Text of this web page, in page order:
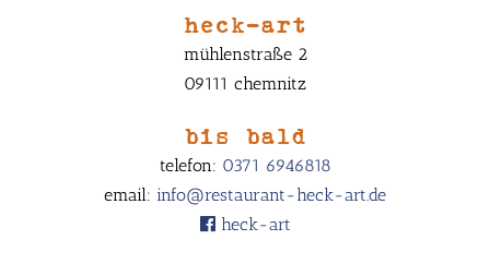
heck-art
mühlenstraße 2
09111 chemnitz
bis bald
telefon: 0371 6946818
email: info@restaurant-heck-art.de
heck-art